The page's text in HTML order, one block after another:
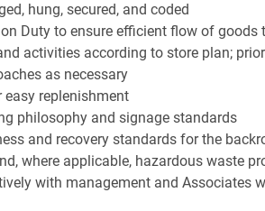
hung, secured, and coded
Duty to ensure efficient flow of goods
activities according to store plan;
as necessary
replenishment
philosophy and signage standards
and recovery standards for the
where applicable, hazardous waste
with management and Associates